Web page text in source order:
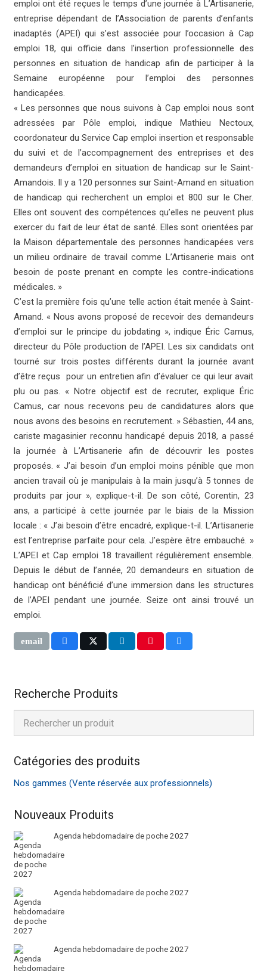
emploi ont été reçues le temps d’une journée à L’Artisanerie,
entreprise dépendant de l’Association de parents d’enfants
inadaptés (APEI) qui s’est associée pour l’occasion à Cap
emploi 18, qui officie dans l’insertion professionnelle des
personnes en situation de handicap afin de participer à la
Semaine européenne pour l’emploi des personnes
handicapées.
« Les personnes que nous suivons à Cap emploi nous sont
adressées par Pôle emploi, indique Mathieu Nectoux,
coordonateur du Service Cap emploi insertion et responsable
du suivi et de l’accompagnement des entreprises et des
demandeurs d’emploi en situation de handicap sur le Saint-
Amandois. Il y a 120 personnes sur Saint-Amand en situation
de handicap qui recherchent un emploi et 800 sur le Cher.
Elles ont souvent des compétences qu’elles ne peuvent plus
exercer du fait de leur état de santé. Elles sont orientées par
la Maison départementale des personnes handicapées vers
un milieu ordinaire de travail comme L’Artisanerie mais ont
besoin de poste prenant en compte les contre-indications
médicales. »
C’est la première fois qu’une telle action était menée à Saint-
Amand. « Nous avons proposé de recevoir des demandeurs
d’emploi sur le principe du jobdating », indique Éric Camus,
directeur du Pôle production de l’APEI. Les six candidats ont
tourné sur trois postes différents durant la journée avant
d’être reçus pour un entretien afin d’évaluer ce qui leur avait
plu ou pas. « Notre objectif est de recruter, explique Éric
Camus, car nous recevons peu de candidatures alors que
nous avons des besoins en recrutement. » Sébastien, 44 ans,
cariste magasinier reconnu handicapé depuis 2018, a passé
la journée à L’Artisanerie afin de découvrir les postes
proposés. «J’ai besoin d’un emploi moins pénible que mon
ancien travail où je manipulais à la main jusqu’à 5 tonnes de
produits par jour », explique-t-il. De son côté, Corentin, 23
ans, a participé à cette journée par le biais de la Mission
locale : « J’ai besoin d’être encadré,explique-t-il. L’Artisanerie
est l’entreprise parfaite pour cela.J’espère être embauché . »
L’APEI et Cap emploi 18 travaillent régulièrement ensemble.
Depuis le début de l’année, 20 demandeurs en situation de
handicap ont bénéficié d’une immersion dans les structures
de l’APEI pendant une journée. Seize ont ainsi trouvé un
emploi.
Recherche Produits
Catégories des produits
Nos gammes (Vente réservée aux professionnels)
Nouveaux Produits
Agenda hebdomadaire de poche 2027
Agenda hebdomadaire de poche 2027
Agenda hebdomadaire de poche 2027